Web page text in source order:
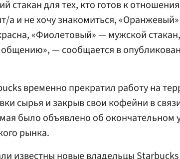
стакан для тех, кто готов к
а и не хочу знакомиться,
«Фиолетовый» — мужской
общению», — сообщается в
временно прекратил работу на
сырья и закрыв свои кофейни в
было объявлено об окончательном
рынка.
известны новые владельцы